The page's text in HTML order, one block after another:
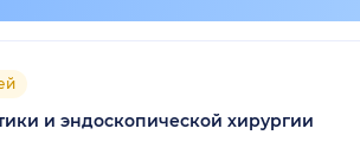
и эндоскопической хирургии